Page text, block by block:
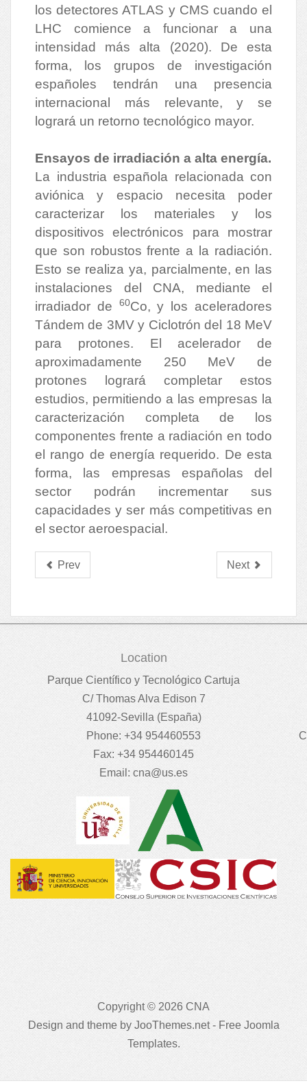
los detectores ATLAS y CMS cuando el
LHC comience a funcionar a una
intensidad más alta (2020). De esta
forma, los grupos de investigación
españoles tendrán una presencia
internacional más relevante, y se
logrará un retorno tecnológico mayor.
Ensayos de irradiación a alta energía.
La industria española relacionada con
aviónica y espacio necesita poder
caracterizar los materiales y los
dispositivos electrónicos para mostrar
que son robustos frente a la radiación.
Esto se realiza ya, parcialmente, en las
instalaciones del CNA, mediante el
irradiador de
60Co, y los aceleradores
Tándem de 3MV y Ciclotrón del 18 MeV
para protones. El acelerador de
aproximadamente 250 MeV de
protones logrará completar estos
estudios, permitiendo a las empresas la
caracterización completa de los
componentes frente a radiación en todo
el rango de energía requerido. De esta
forma, las empresas españolas del
sector podrán incrementar sus
capacidades y ser más competitivas en
el sector aeroespacial.
Prev Next
Location
Parque Científico y Tecnológico Cartuja
C/ Thomas Alva Edison 7
41092-Sevilla (España)
Phone: +34 954460553
Fax: +34 954460145
Email: cna@us.es
Copyright © 2026 CNA
Design and theme by JooThemes.net - Free Joomla
Templates.